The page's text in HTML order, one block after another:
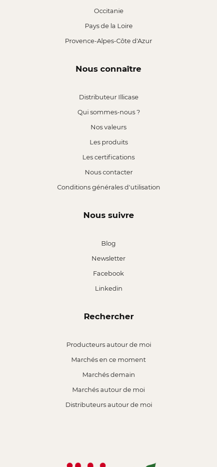
Occitanie
Pays de la Loire
Provence-Alpes-Côte d'Azur
Nous connaître
Distributeur Illicase
Qui sommes-nous ?
Nos valeurs
Les produits
Les certifications
Nous contacter
Conditions générales d'utilisation
Nous suivre
Blog
Newsletter
Facebook
Linkedin
Rechercher
Producteurs autour de moi
Marchés en ce moment
Marchés demain
Marchés autour de moi
Distributeurs autour de moi